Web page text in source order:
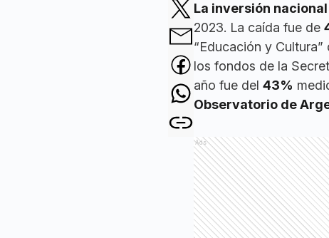
La inversión
2023. La caída fue de
“Educación y
los fondos de la
año fue del 43%
Observatorio de
Ads